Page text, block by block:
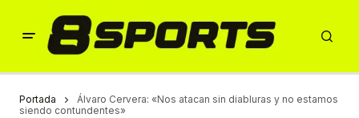
Portada
Álvaro Cervera: «Nos atacan sin diabluras y no estamos
siendo contundentes»